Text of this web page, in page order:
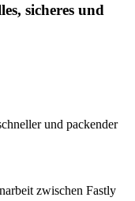
sicheres und
und packender
zwischen Fastly